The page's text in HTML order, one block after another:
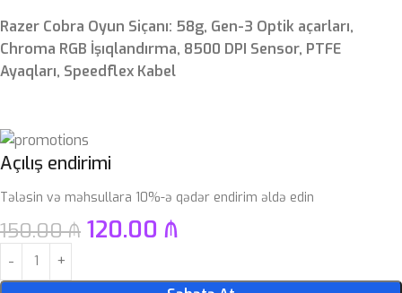
Razer Cobra Oyun Siçanı: 58g, Gen-3 Optik açarları,
Chroma RGB İşıqlandırma, 8500 DPI Sensor, PTFE
Ayaqları, Speedflex Kabel
Açılış endirimi
Tələsin və məhsullara 10%-ə qədər endirim əldə edin
150.00₼ 120.00 ₼